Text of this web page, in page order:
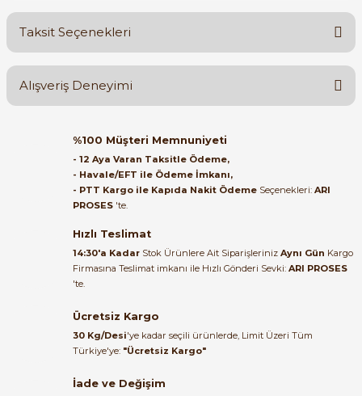
Ürün hakkında henüz soru sorulmamış.
Taksit Seçenekleri
Alışveriş Deneyimi
Orijinal kutusuyla ertesi gün
ulaştı elimize. Teşekkürler.
B... A... | 27/06/2026
bundan mehmet bey ilgi ve
alakası için teşekkür ederim
muhammed demirci |
Ürün elime eksiksiz ve hasarsız
ulaştı. Paketleme özenliydi,
%100 Müşteri Memnuniyeti
- 12 Aya Varan Taksitle Ödeme,
- Havale/EFT ile Ödeme İmkanı,
- PTT Kargo ile Kapıda Nakit Ödeme Seçenekleri: ARI
PROSES 'te.
Hızlı Teslimat
14:30'a Kadar Stok Ürünlere Ait Siparişleriniz Aynı Gün Kargo
Firmasına Teslimat imkanı ile Hızlı Gönderi Sevki: ARI PROSES
'te.
Ücretsiz Kargo
30 Kg/Desi'ye kadar seçili ürünlerde, Limit Üzeri Tüm
Türkiye'ye: "Ücretsiz Kargo"
İade ve Değişim